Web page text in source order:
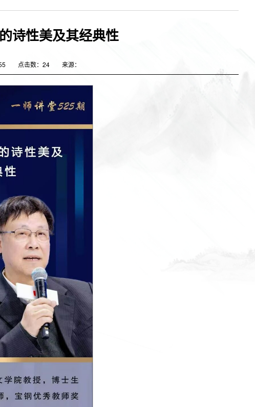
诗性美及其经典性
点击数： 24 来源：